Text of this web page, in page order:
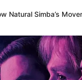
Natural Simba’s